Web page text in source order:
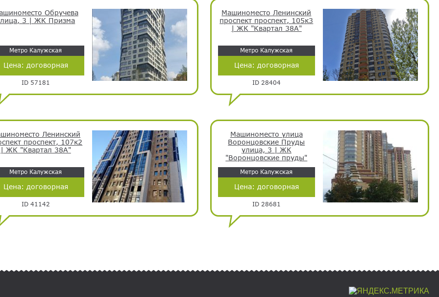
Обручева
3 | ЖК Призма
Метро Калужская
Цена: договорная
ID 57181
Машиноместо Ленинский
проспект проспект, 105к3
| ЖК "Квартал 38А"
Метро Калужская
Цена: договорная
ID 28404
Ленинский
проспект, 107к2
| ЖК "Квартал 38А"
Метро Калужская
Цена: договорная
ID 41142
Машиноместо улица
Воронцовские Пруды
улица, 3 | ЖК
"Воронцовские пруды"
Метро Калужская
Цена: договорная
ID 28681